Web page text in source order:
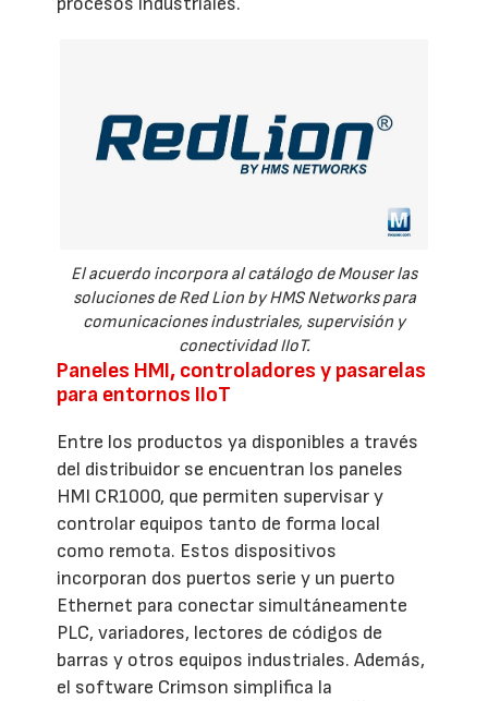
El acuerdo incorpora al catálogo de Mouser las
soluciones de Red Lion by HMS Networks para
comunicaciones industriales, supervisión y
conectividad IIoT.
Paneles HMI, controladores y pasarelas
para entornos IIoT
Entre los productos ya disponibles a través
del distribuidor se encuentran los paneles
HMI CR1000, que permiten supervisar y
controlar equipos tanto de forma local
como remota. Estos dispositivos
incorporan dos puertos serie y un puerto
Ethernet para conectar simultáneamente
PLC, variadores, lectores de códigos de
barras y otros equipos industriales. Además,
el software Crimson simplifica la